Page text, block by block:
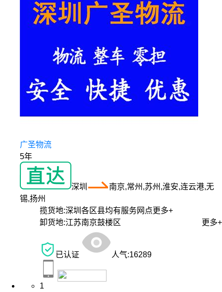
广圣物流
5年
深圳
南京,常州,苏州,淮安,连云港,无
锡,扬州
揽货地:深圳各区县均有服务网点更多+
卸货地:江苏南京鼓楼区 更多+
已认证 人气:16289
1